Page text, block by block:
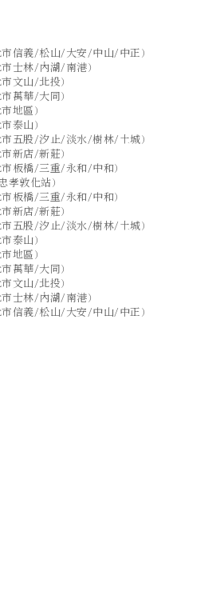
信義/松山/大安/中山/中正）
士林/內湖/南港）
文山/北投）
萬華/大同）
地區）
泰山）
五股/汐止/淡水/樹林/土城）
新店/新莊）
板橋/三重/永和/中和）
孝敦化站）
板橋/三重/永和/中和）
新店/新莊）
五股/汐止/淡水/樹林/土城）
泰山）
地區）
萬華/大同）
文山/北投）
士林/內湖/南港）
信義/松山/大安/中山/中正）